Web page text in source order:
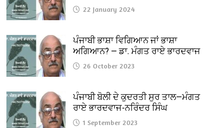
22 January 2024
ਪੰਜਾਬੀ ਭਾਸ਼ਾ ਵਿਗਿਆਨ ਜਾਂ ਭਾਸ਼ਾ
ਅਗਿਆਨ? — ਡਾ. ਮੰਗਤ ਰਾਏ ਭਾਰਦਵਾਜ
26 October 2023
ਪੰਜਾਬੀ ਬੋਲੀ ਦੇ ਕੁਦਰਤੀ ਸੁਰ ਤਾਲ—ਮੰਗਤ
ਰਾਏ ਭਾਰਦਵਾਜ-ਨਰਿੰਦਰ ਸਿੰਘ
1 September 2023